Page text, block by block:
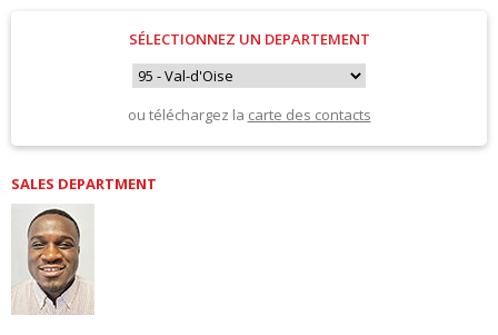
SÉLECTIONNEZ UN DEPARTEMENT
ou téléchargez la carte des contacts
SALES DEPARTMENT